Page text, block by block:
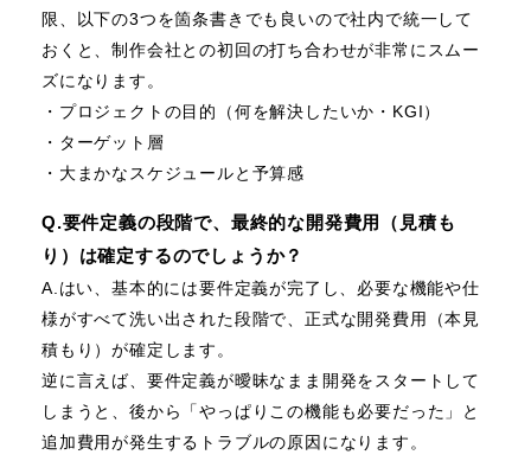
限、以下の3つを箇条書きでも良いので社内で統一して
おくと、制作会社との初回の打ち合わせが非常にスムー
ズになります。
・プロジェクトの目的（何を解決したいか・KGI）
・ターゲット層
・大まかなスケジュールと予算感
Q.要件定義の段階で、最終的な開発費用（見積も
り）は確定するのでしょうか？
A.はい、基本的には要件定義が完了し、必要な機能や仕
様がすべて洗い出された段階で、正式な開発費用（本見
積もり）が確定します。
逆に言えば、要件定義が曖昧なまま開発をスタートして
しまうと、後から「やっぱりこの機能も必要だった」と
追加費用が発生するトラブルの原因になります。